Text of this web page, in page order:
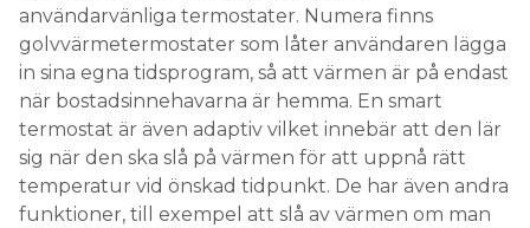
användarvänliga termostater. Numera finns
golvvärmetermostater som låter användaren lägga
in sina egna tidsprogram, så att värmen är på endast
när bostadsinnehavarna är hemma. En smart
termostat är även adaptiv vilket innebär att den lär
sig när den ska slå på värmen för att uppnå rätt
temperatur vid önskad tidpunkt. De har även andra
funktioner, till exempel att slå av värmen om man